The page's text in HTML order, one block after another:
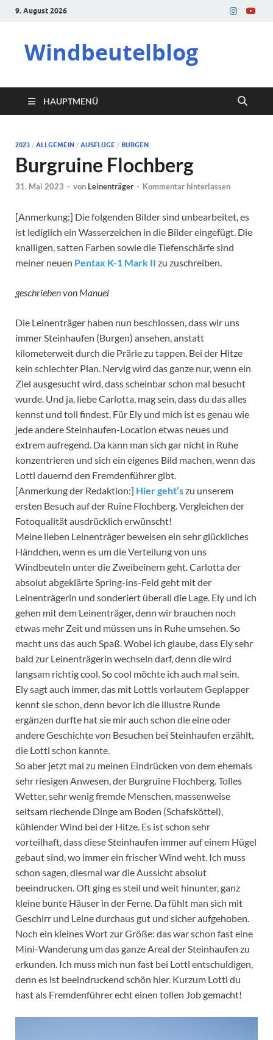
9. August 2026
Windbeutelblog
HAUPTMENÜ
2023 / ALLGEMEIN / AUSFLÜGE / BURGEN
Burgruine Flochberg
31. Mai 2023 - von Leinenträger - Kommentar hinterlassen
[Anmerkung:] Die folgenden Bilder sind unbearbeitet, es
ist lediglich ein Wasserzeichen in die Bilder eingefügt. Die
knalligen, satten Farben sowie die Tiefenschärfe sind
meiner neuen Pentax K-1 Mark II zu zuschreiben.
geschrieben von Manuel
Die Leinenträger haben nun beschlossen, dass wir uns
immer Steinhaufen (Burgen) ansehen, anstatt
kilometerweit durch die Prärie zu tappen. Bei der Hitze
kein schlechter Plan. Nervig wird das ganze nur, wenn ein
Ziel ausgesucht wird, dass scheinbar schon mal besucht
wurde. Und ja, liebe Carlotta, mag sein, dass du das alles
kennst und toll findest. Für Ely und mich ist es genau wie
jede andere Steinhaufen-Location etwas neues und
extrem aufregend. Da kann man sich gar nicht in Ruhe
konzentrieren und sich ein eigenes Bild machen, wenn das
Lottl dauernd den Fremdenführer gibt.
[Anmerkung der Redaktion:] Hier geht’szu unserem
ersten Besuch auf der Ruine Flochberg. Vergleichen der
Fotoqualität ausdrücklich erwünscht!
Meine lieben Leinenträger beweisen ein sehr glückliches
Händchen, wenn es um die Verteilung von uns
Windbeuteln unter die Zweibeinern geht. Carlotta der
absolut abgeklärte Spring-ins-Feld geht mit der
Leinenträgerin und sonderiert überall die Lage. Ely und ich
gehen mit dem Leinenträger, denn wir brauchen noch
etwas mehr Zeit und müssen uns in Ruhe umsehen. So
macht uns das auch Spaß. Wobei ich glaube, dass Ely sehr
bald zur Leinenträgerin wechseln darf, denn die wird
langsam richtig cool. So cool möchte ich auch mal sein.
Ely sagt auch immer, das mit Lottls vorlautem Geplapper
kennt sie schon, denn bevor ich die illustre Runde
ergänzen durfte hat sie mir auch schon die eine oder
andere Geschichte von Besuchen bei Steinhaufen erzählt,
die Lottl schon kannte.
So aber jetzt mal zu meinen Eindrücken von dem ehemals
sehr riesigen Anwesen, der Burgruine Flochberg. Tolles
Wetter, sehr wenig fremde Menschen, massenweise
seltsam riechende Dinge am Boden (Schafsköttel),
kühlender Wind bei der Hitze. Es ist schon sehr
vorteilhaft, dass diese Steinhaufen immer auf einem Hügel
gebaut sind, wo immer ein frischer Wind weht. Ich muss
schon sagen, diesmal war die Aussicht absolut
beeindrucken. Oft ging es steil und weit hinunter, ganz
kleine bunte Häuser in der Ferne. Da fühlt man sich mit
Geschirr und Leine durchaus gut und sicher aufgehoben.
Noch ein kleines Wort zur Größe: das war schon fast eine
Mini-Wanderung um das ganze Areal der Steinhaufen zu
erkunden. Ich muss mich nun fast bei Lottl entschuldigen,
denn es ist beeindruckend schön hier. Kurzum Lottl du
hast als Fremdenführer echt einen tollen Job gemacht!